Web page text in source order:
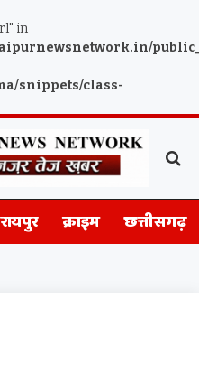
in
snippets/class-
रायपुर क्राइम छत्तीसगढ़